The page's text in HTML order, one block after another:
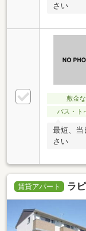
さい
敷金
バス・ト
最短、当
さい
賃貸アパート ラ